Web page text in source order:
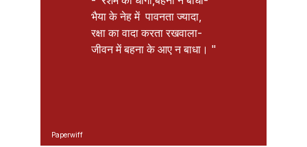
भैया के नेह में  पावनता ज्यादा,
रक्षा का वादा करता रखवाला-
जीवन में बहना के आए न बाधा। "
Paperwiff